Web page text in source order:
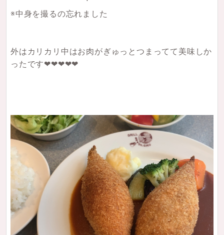
※中身を撮るの忘れました
外はカリカリ中はお肉がぎゅっとつまってて美味しか
ったです❤︎❤︎❤︎❤︎❤︎